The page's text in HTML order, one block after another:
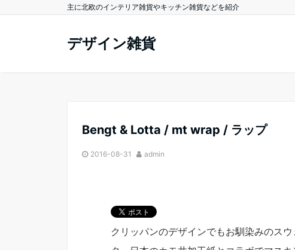
主に北欧のインテリア雑貨やキッチン雑貨などを紹介
デザイン雑貨
Bengt & Lotta / mt wrap / ラップ
2016-08-31 admin
クリッパンのデザインでもお馴染みのス